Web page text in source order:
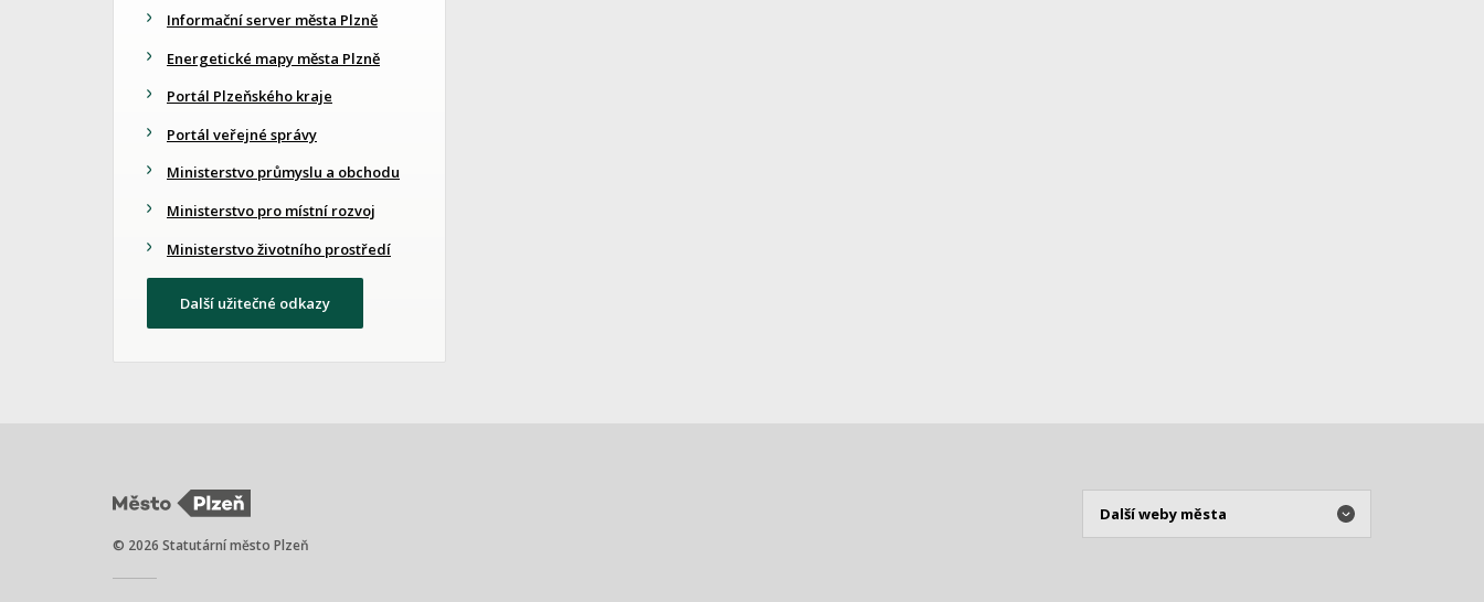
Informační server města Plzně
Energetické mapy města Plzně
Portál Plzeňského kraje
Portál veřejné správy
Ministerstvo průmyslu a obchodu
Ministerstvo pro místní rozvoj
Ministerstvo životního prostředí
Další užitečné odkazy
© 2026 Statutární město Plzeň